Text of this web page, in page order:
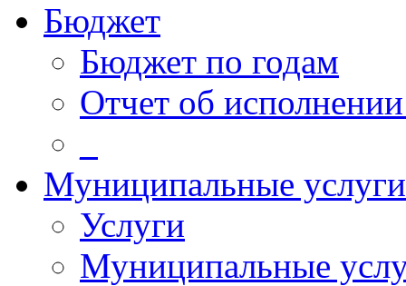
Бюджет
Бюджет по годам
Отчет об
Муниципальные услуги
Услуги
Муниципальные